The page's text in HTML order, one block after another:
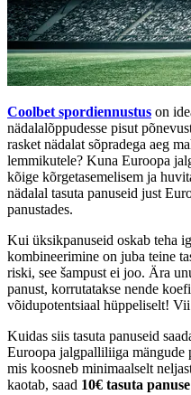
Coolbet spordiennustus on
nädalalõppudesse pisut
rasket nädalat sõpradega aeg
lemmikutele? Kuna Euroopa
kõige kõrgetasemelisem ja
nädalal tasuta panuseid just
panustades.
Kui üksikpanuseid oskab teha
kombineerimine on juba teine
riski, see šampust ei joo. Ära
panust, korrutatakse nende
võidupotentsiaal hüppeliselt!
Kuidas siis tasuta panuseid
Euroopa jalgpalliliiga mängude
mis koosneb minimaalselt
kaotab, saad 10€ tasuta panuse